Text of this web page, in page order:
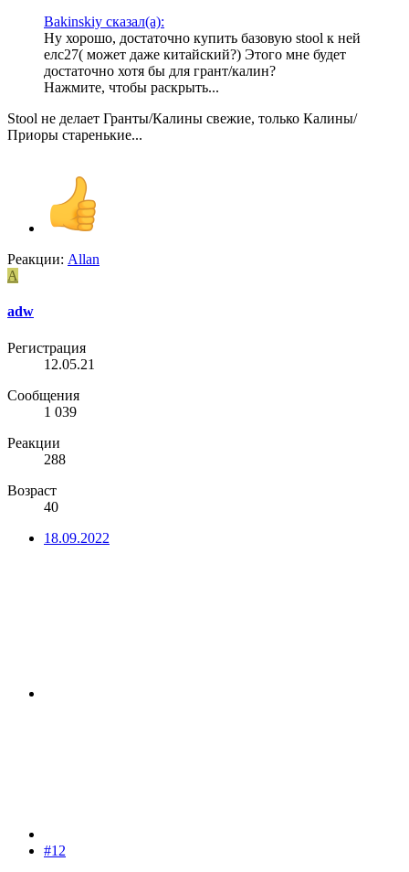
Bakinskiy сказал(а):
Ну хорошо, достаточно купить базовую stool к ней
елс27( может даже китайский?) Этого мне будет
достаточно хотя бы для грант/калин?
Нажмите, чтобы раскрыть...
Stool не делает Гранты/Калины свежие, только Калины/
Приоры старенькие...
Реакции: Allan
A
adw
Регистрация
12.05.21
Сообщения
1 039
Реакции
288
Возраст
40
18.09.2022
#12